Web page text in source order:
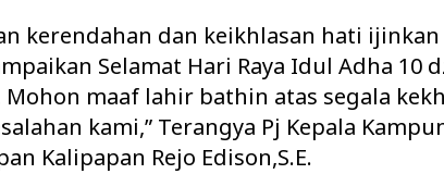
kerendahan dan keikhlasan hati
Selamat Hari Raya Idul Adha 10
Mohon maaf lahir bathin atas segala
kami,” Terangya Pj Kepala
Kalipapan Rejo Edison,S.E.